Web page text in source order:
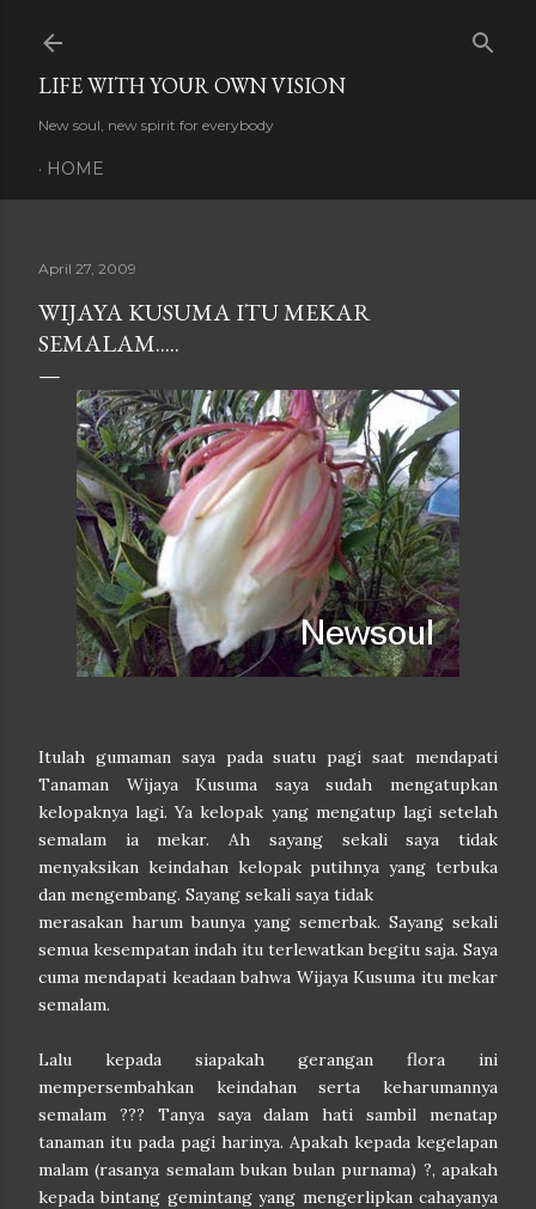
LIFE WITH YOUR OWN VISION
New soul, new spirit for everybody
HOME
April 27, 2009
WIJAYA KUSUMA ITU MEKAR
SEMALAM.....
Itulah gumaman saya pada suatu pagi saat mendapati
Tanaman Wijaya Kusuma saya sudah mengatupkan
kelopaknya lagi. Ya kelopak yang mengatup lagi setelah
semalam ia mekar. Ah sayang sekali saya tidak
menyaksikan keindahan kelopak putihnya yang terbuka
dan mengembang. Sayang sekali saya tidak
merasakan harum baunya yang semerbak. Sayang sekali
semua kesempatan indah itu terlewatkan begitu saja. Saya
cuma mendapati keadaan bahwa Wijaya Kusuma itu mekar
semalam.
Lalu kepada siapakah gerangan flora ini
mempersembahkan keindahan serta keharumannya
semalam ??? Tanya saya dalam hati sambil menatap
tanaman itu pada pagi harinya. Apakah kepada kegelapan
malam (rasanya semalam bukan bulan purnama) ?, apakah
kepada bintang gemintang yang mengerlipkan cahayanya